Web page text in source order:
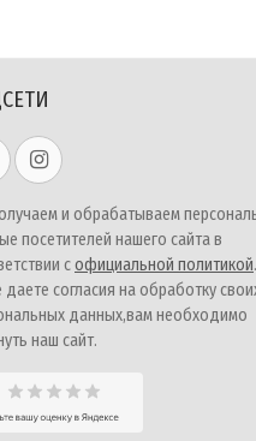
и обрабатываем
посетителей нашего сайта в
софициальной политикой
даете согласия на обработку
данных,вам необходимо
наш сайт.